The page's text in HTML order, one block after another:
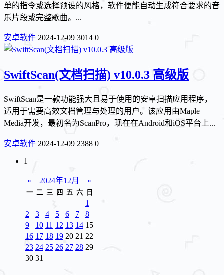
单的指令或选择预设的风格，软件便能自动生成符合要求的音
乐片段或完整歌曲。...
安卓软件 2024-12-09 3014 0
SwiftScan(文档扫描) v10.0.3 高级版
SwiftScan是一款功能强大且易于使用的安卓扫描应用程序，
适用于需要高效文档管理与处理的用户。该应用由Maple
Media开发，最初名为ScanPro，现在在Android和iOS平台上...
安卓软件 2024-12-09 2388 0
1
« 2024年12月 »
一 二 三 四 五 六 日
1
2
3 4 5 6 7
8
9
10 11 12 13 14 15
16 17 18 19 20 21 22
23 24 25 26 27 28 29
30 31